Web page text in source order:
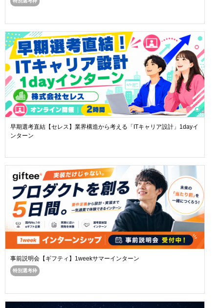
早期選考直結【セレス】業界構造から考える「ITキャリア設計」1dayイ
ンターン
事前説明会【ギフティ】1weekサマーインターン
特別選考枠